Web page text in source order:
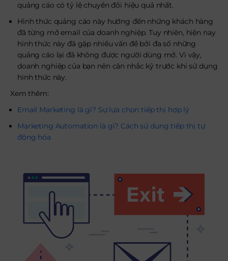
quảng cáo có tỷ lệ chuyển đổi hiệu quả nhất.
Hình thức quảng cáo này hướng đến những khách hàng
đã từng mở email của doanh nghiệp. Tuy nhiên, hiện nay
hình thức này đã gặp nhiều vấn đề bởi đa số những
quảng cáo lại đã không được người dùng mở. Vì vậy,
doanh nghiệp của bạn nên cân nhắc kỹ trước khi sử dụng
hình thức này.
Xem thêm:
Email Marketing là gì? Sự lựa chọn tiếp thị hợp lý
Marketing Automation là gì? Cách sử dụng tiếp thị tự
động hóa